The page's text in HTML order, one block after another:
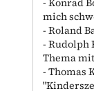
- Konrad
mich
- Roland
- Rudolph
Thema
- Thomas